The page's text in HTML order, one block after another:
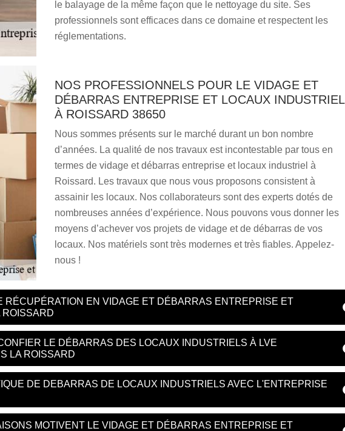
le balayage de la même façon que le nettoyage du site. Ses
professionnels sont efficaces dans ce domaine et respectent les
réglementations.
NOS PROFESSIONNELS POUR LE VIDAGE ET
DÉBARRAS ENTREPRISE ET LOCAUX INDUSTRIEL
À ROISSARD 38650
Nous sommes présents sur le marché durant un bon nombre
d’années. La qualité de nos travaux est incontestable par tous en
termes de vidage et débarras entreprise et locaux industriel à
Roissard. Les travaux que nous vous proposons consistent à
assainir les locaux. Nos collaborateurs sont des experts dotés de
nombreuses années d’expérience. Nous pouvons vous donner les
moyens d’achever vos projets de vidage et de débarras de vos
locaux. Nos matériels sont très modernes et très fiables. Appelez-
nous !
RÉCUPÉRATION EN VIDAGE ET DÉBARRAS ENTREPRISE ET
ROISSARD
LE DÉBARRAS DES LOCAUX INDUSTRIELS À LVE
LA ROISSARD
DE DEBARRAS DE LOCAUX INDUSTRIELS AVEC L'ENTREPRISE
MOTIVENT LE VIDAGE ET DÉBARRAS ENTREPRISE ET